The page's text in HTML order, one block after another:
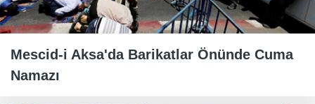
Mescid-i Aksa'da Barikatlar Önünde Cuma
Namazı